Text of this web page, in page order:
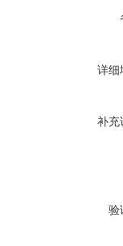
详细
补充
验